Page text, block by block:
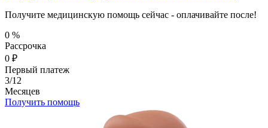
Получите медицинскую помощь сейчас - оплачивайте после!
0 %
Рассрочка
0 ₽
Первый платеж
3/12
Месяцев
Получить помощь